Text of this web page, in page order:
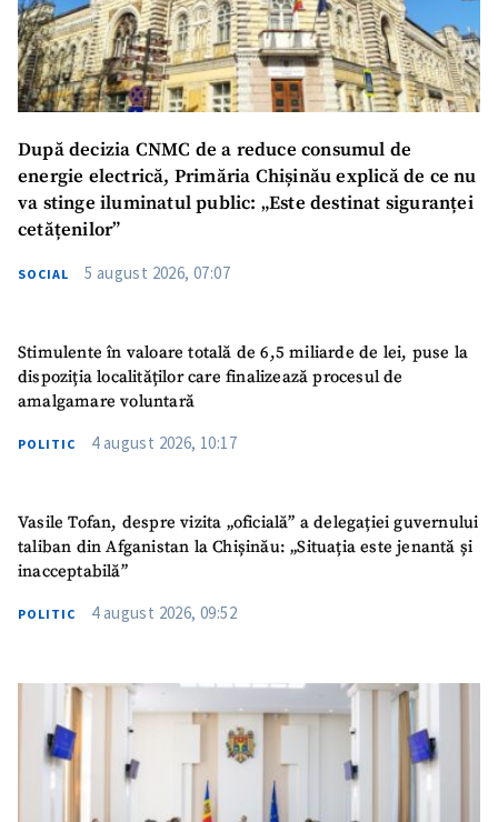
După decizia CNMC de a reduce consumul de
energie electrică, Primăria Chișinău explică de ce nu
va stinge iluminatul public: „Este destinat siguranței
cetățenilor”
SOCIAL 5 august 2026, 07:07
Stimulente în valoare totală de 6,5 miliarde de lei, puse la
dispoziția localităților care finalizează procesul de
amalgamare voluntară
POLITIC 4 august 2026, 10:17
Vasile Tofan, despre vizita „oficială” a delegației guvernului
taliban din Afganistan la Chișinău: „Situația este jenantă și
inacceptabilă”
POLITIC 4 august 2026, 09:52